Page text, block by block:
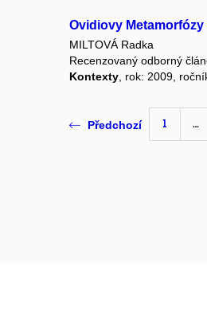
Ovidiovy
MILTOVÁ Radka
Recenzovaný odborný
Kontexty, rok: 2009,
Předchozí 1 …